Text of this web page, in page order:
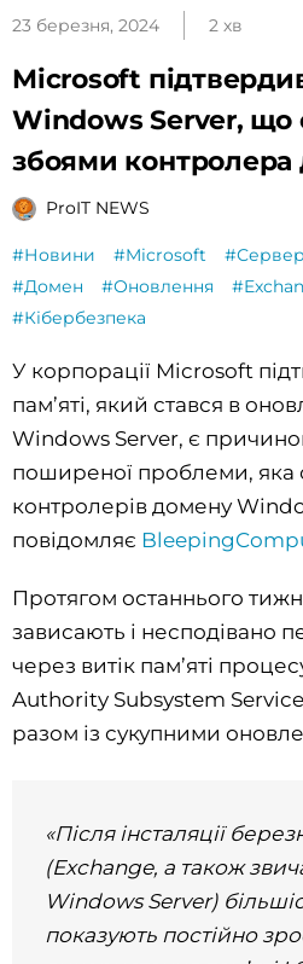
23 березня, 2024 2 хв
Microsoft
Windows Server, що
збоями
ProIT NEWS
#Новини #Microsoft
#Домен
#Оновлення
#Кібербезпека
У корпорації Microsoft
пам’яті, який стався в
Windows Server, є
поширеної проблеми, яка
контролерів домену
повідомляє
Протягом останнього
зависають і несподівано
через витік пам’яті
Authority Subsystem Service
разом із сукупними
«Після інсталяції
(Exchange, а також
Windows Server)
показують постійно